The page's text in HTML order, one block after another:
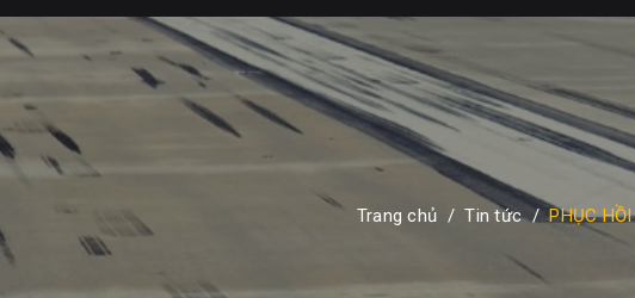
Trang chủ / Tin tức / PHỤC